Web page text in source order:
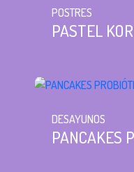
POSTRES
PASTEL
DESAYUNOS
PANCAKES